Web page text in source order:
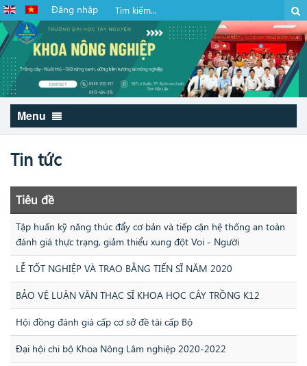
Đăng nhập
Menu
Tin tức
Tiêu đề
Tập huấn kỹ năng thúc đẩy cơ bản và tiếp cận hệ thống an toàn
đánh giá thực trạng, giảm thiểu xung đột Voi - Người
LỄ TỐT NGHIỆP VÀ TRAO BẰNG TIẾN SĨ NĂM 2020
BẢO VỆ LUẬN VĂN THẠC SĨ KHOA HỌC CÂY TRỒNG K12
Hội đồng đánh giá cấp cơ sở đề tài cấp Bộ
Đại hội chi bộ Khoa Nông Lâm nghiệp 2020-2022